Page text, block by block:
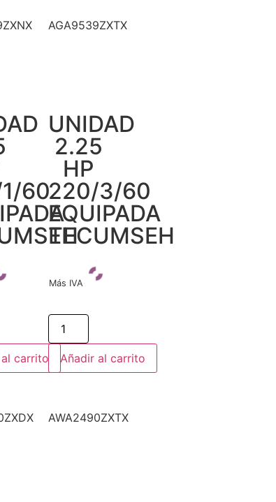
AGA9539ZXTX
60
carrito
UNIDAD
2.25
HP
220/3/60
EQUIPADA
TECUMSEH
Más IVA
Añadir al carrito
AWA2490ZXTX